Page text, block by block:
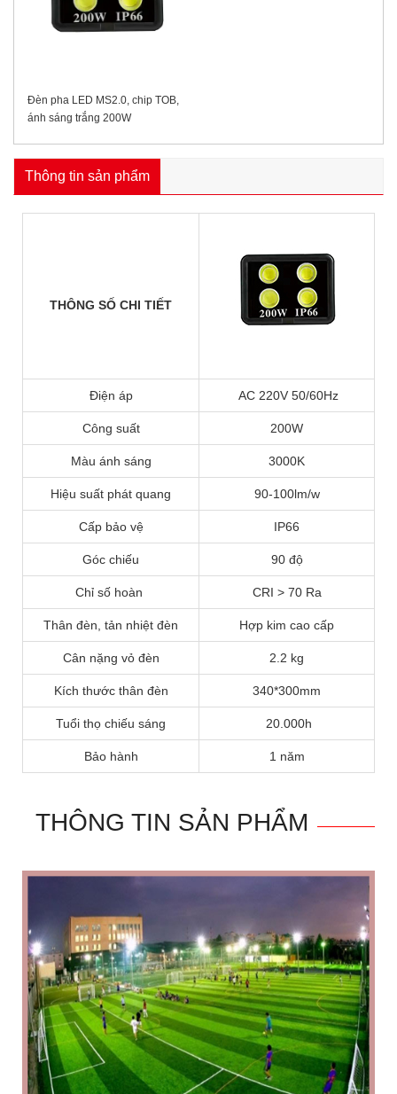
Đèn pha LED MS2.0, chip TOB,
ánh sáng trắng 200W
Thông tin sản phẩm
THÔNG SỐ CHI TIẾT
Điện áp AC 220V 50/60Hz
Công suất 200W
Màu ánh sáng 3000K
Hiệu suất phát quang 90-100lm/w
Cấp bảo vệ IP66
Góc chiếu 90 độ
Chỉ số hoàn CRI > 70 Ra
Thân đèn, tản nhiệt đèn Hợp kim cao cấp
Cân nặng vỏ đèn 2.2 kg
Kích thước thân đèn 340*300mm
Tuổi thọ chiếu sáng 20.000h
Bảo hành 1 năm
THÔNG TIN SẢN PHẨM